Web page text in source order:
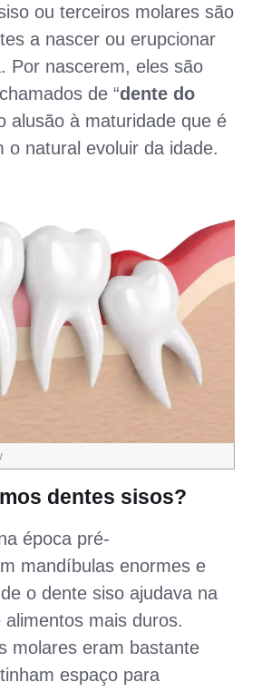
ou terceiros molares são
a nascer ou erupcionar
Por nascerem, eles são
de “dente do
alusão à maturidade que é
o natural evoluir da idade.
dentes sisos?
época pré-
mandíbulas enormes e
o dente siso ajudava na
mais duros.
molares eram bastante
espaço para